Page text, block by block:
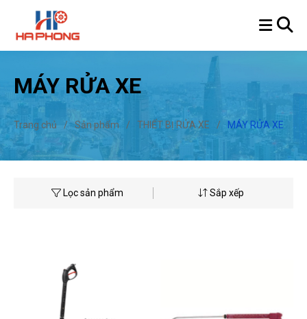
MÁY RỬA XE
Trang chủ / Sản phẩm / THIẾT BỊ RỬA XE / MÁY RỬA XE
Lọc sản phẩm Sắp xếp